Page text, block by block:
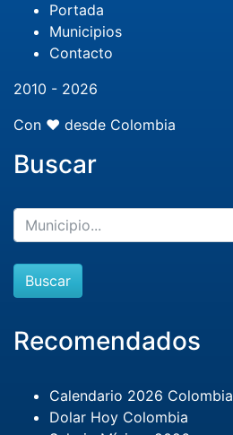
Portada
Municipios
Contacto
2010 - 2026
Con ❤️ desde Colombia
Buscar
Buscar
Recomendados
Calendario 2026 Colombia
Dolar Hoy Colombia